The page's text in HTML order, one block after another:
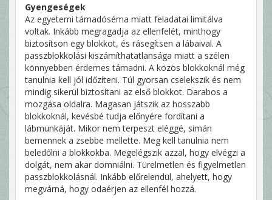
Gyengeségek
Az egyetemi támadóséma miatt feladatai limitálva
voltak. Inkább megragadja az ellenfelét, minthogy
biztosítson egy blokkot, és rásegítsen a lábaival. A
passzblokkolási kiszámíthatatlansága miatt a szélen
könnyebben érdemes támadni. A közös blokkoknál még
tanulnia kell jól időzíteni. Túl gyorsan cselekszik és nem
mindig sikerül biztosítani az első blokkot. Darabos a
mozgása oldalra. Magasan játszik az hosszabb
blokkoknál, kevésbé tudja előnyére fordítani a
lábmunkáját. Mikor nem terpeszt eléggé, simán
bemennek a zsebbe mellette. Meg kell tanulnia nem
beledőlni a blokkokba. Megelégszik azzal, hogy elvégzi a
dolgát, nem akar domniálni. Türelmetlen és figyelmetlen
passzblokkolásnál. Inkább előrelendül, ahelyett, hogy
megvárná, hogy odaérjen az ellenfél hozzá.